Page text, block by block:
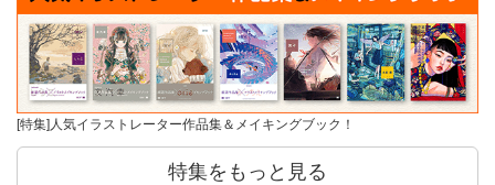
[特集]人気イラストレーター作品集＆メイキングブック！
特集をもっと見る